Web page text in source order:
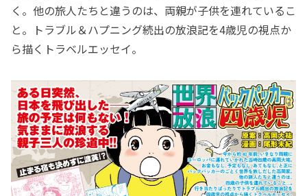
く。他の旅人たちと違うのは、両親が子供を連れているこ
と。トラブル＆ハプニング続出の放浪記を4歳児の視点か
ら描くトラベルエッセイ。